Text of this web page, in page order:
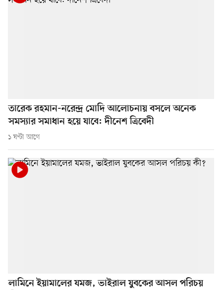
তারেক রহমান-নরেন্দ্র মোদি আলোচনায় বসলে অনেক
সমস্যার সমাধান হয়ে যাবে: দীনেশ ত্রিবেদী
১ ঘণ্টা আগে
লামিনে ইয়ামালের যমজ, ভাইরাল যুবকের আসল পরিচয়